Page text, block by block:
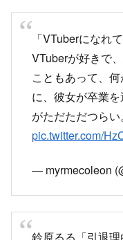
「VTuberになれ
VTuberが好きで
こともあって、
に、彼女が卒業
がただただつらい。
pic.twitter.com/
— myrmecoleon